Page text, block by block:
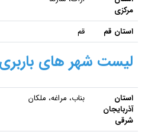
مرکزی
استان قم قم
لیست شهر های باربری
استان
آذربایجان
شرقی
بناب، مراغه، ملکان